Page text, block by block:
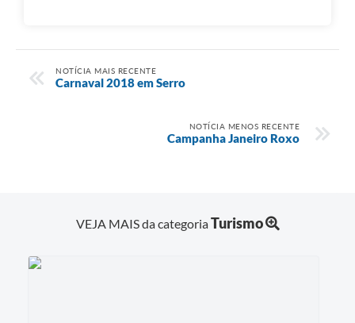
NOTÍCIA MAIS RECENTE
Carnaval 2018 em Serro
NOTÍCIA MENOS RECENTE
Campanha Janeiro Roxo
VEJA MAIS da categoriaTurismo